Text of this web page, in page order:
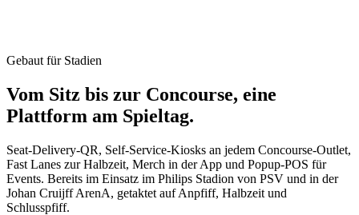
Gebaut für Stadien
Vom Sitz bis zur Concourse, eine
Plattform am Spieltag.
Seat-Delivery-QR, Self-Service-Kiosks an jedem Concourse-Outlet,
Fast Lanes zur Halbzeit, Merch in der App und Popup-POS für
Events. Bereits im Einsatz im Philips Stadion von PSV und in der
Johan Cruijff ArenA, getaktet auf Anpfiff, Halbzeit und
Schlusspfiff.